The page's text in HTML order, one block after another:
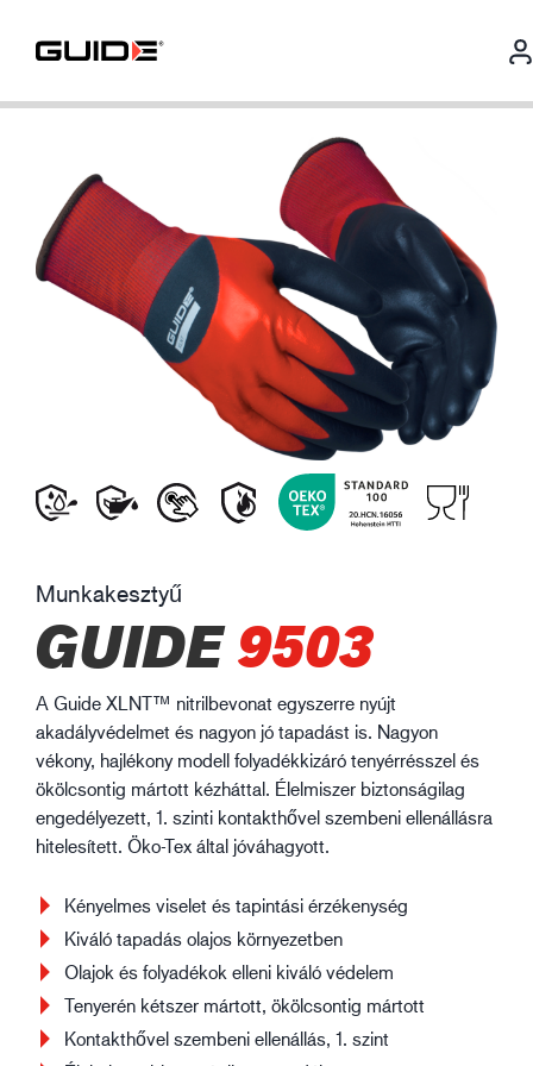
Munkakesztyű
GUIDE9503
A Guide XLNT™ nitrilbevonat egyszerre nyújt
akadályvédelmet és nagyon jó tapadást is. Nagyon
vékony, hajlékony modell folyadékkizáró tenyérrésszel és
ökölcsontig mártott kézháttal. Élelmiszer biztonságilag
engedélyezett, 1. szinti kontakthővel szembeni ellenállásra
hitelesített. Öko-Tex által jóváhagyott.
Kényelmes viselet és tapintási érzékenység
Kiváló tapadás olajos környezetben
Olajok és folyadékok elleni kiváló védelem
Tenyerén kétszer mártott, ökölcsontig mártott
Kontakthővel szembeni ellenállás, 1. szint